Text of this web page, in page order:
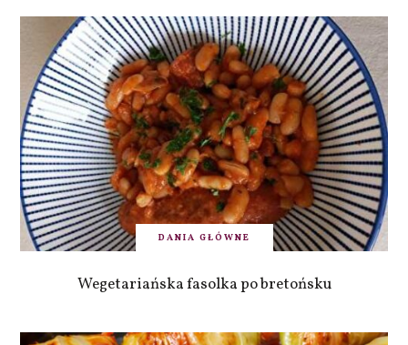
DANIA GŁÓWNE
Wegetariańska fasolka po bretońsku